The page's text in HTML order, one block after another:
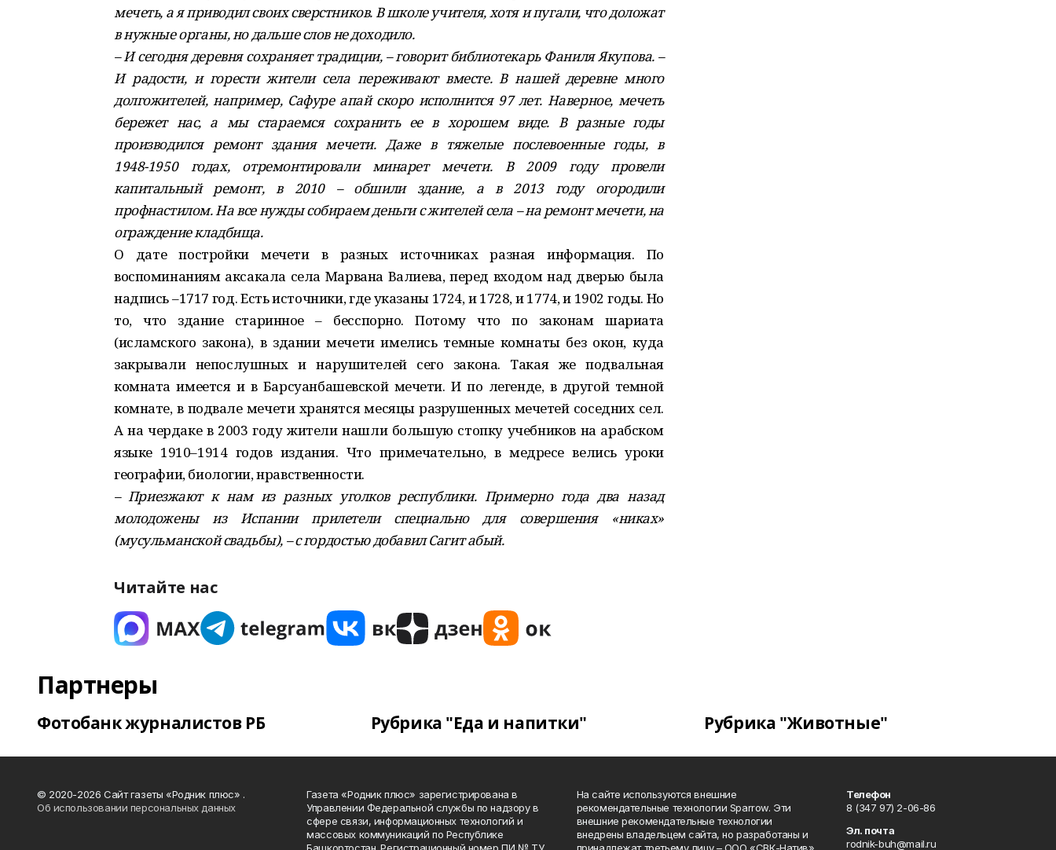
мечеть, а я приводил своих сверстников. В школе учителя, хотя и пугали, что доложат
в нужные органы, но дальше слов не доходило.
– И сегодня деревня сохраняет традиции, – говорит библиотекарь Фаниля Якупова. –
И радос­ти, и горести жители села переживают вместе. В нашей деревне много
долгожителей, например, Сафуре апай скоро исполнится 97 лет. Наверное, мечеть
бережет нас, а мы стараемся сохранить ее в хорошем виде. В разные годы
производился ремонт здания мечети. Даже в тяжелые послевоенные годы, в
1948­-1950 годах, отремонтировали минарет мечети. В 2009 году провели
капитальный ремонт, в 2010 – обшили здание, а в 2013 году огородили
профнастилом. На все нужды собираем деньги с жителей села – на ремонт мечети, на
ограждение кладбища.
О дате постройки мечети в разных источниках разная информация. По
воспоминаниям аксакала села Марвана Валиева, перед входом над дверью была
надпись –1717 год. Есть источники, где указаны 1724, и 1728, и 1774, и 1902 годы. Но
то, что здание старинное – бесспорно. Потому что по законам шариата
(исламского закона), в здании мечети имелись темные комнаты без окон, куда
закрывали непослушных и нарушителей сего закона. Такая же подвальная
комната имеется и в Барсуанбашевской мечети. И по легенде, в другой темной
комнате, в подвале мечети хранятся месяцы разрушенных мечетей соседних сел.
А на чердаке в 2003 году жители нашли большую стопку учебников на арабском
языке 1910–1914 годов издания. Что примечательно, в медресе велись уроки
географии, биологии, нравственности.
– Приезжают к нам из разных уголков республики. Примерно года два назад
молодожены из Испании прилетели специально для совершения «никах»
(мусульманской свадьбы), – с гордостью добавил Сагит абый.
Читайте нас
Партнеры
Фотобанк журналистов РБ Рубрика "Еда и напитки" Рубрика "Животные"
© 2020-2026 Сайт газеты «Родник плюс» .
Об использовании персональных данных
Газета «Родник плюс» зарегистрирована в
Управлении Федеральной службы по надзору в
сфере связи, информационных технологий и
массовых коммуникаций по Республике
На сайте используются внешние
рекомендательные технологии Sparrow. Эти
внешние рекомендательные технологии
внедрены владельцем сайта, но разработаны и
Телефон
8 (347 97) 2-06-86
Эл. почта
rodnik-buh@mail.ru